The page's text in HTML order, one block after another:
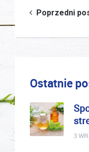
wpisu
Poprzedni
Ostatnie
3